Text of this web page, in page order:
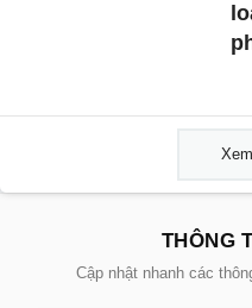
THÔNG
Cập nhật nhanh các